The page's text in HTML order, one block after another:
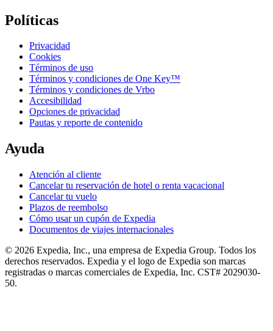
Políticas
Privacidad
Cookies
Términos de uso
Términos y condiciones de One Key™
Términos y condiciones de Vrbo
Accesibilidad
Opciones de privacidad
Pautas y reporte de contenido
Ayuda
Atención al cliente
Cancelar tu reservación de hotel o renta vacacional
Cancelar tu vuelo
Plazos de reembolso
Cómo usar un cupón de Expedia
Documentos de viajes internacionales
© 2026 Expedia, Inc., una empresa de Expedia Group. Todos los
derechos reservados. Expedia y el logo de Expedia son marcas
registradas o marcas comerciales de Expedia, Inc. CST# 2029030-
50.